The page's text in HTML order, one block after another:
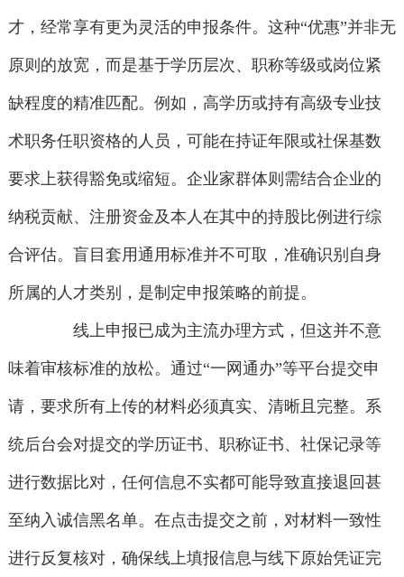
才，经常享有更为灵活的申报条件。这种“优惠”并非无
原则的放宽，而是基于学历层次、职称等级或岗位紧
缺程度的精准匹配。例如，高学历或持有高级专业技
术职务任职资格的人员，可能在持证年限或社保基数
要求上获得豁免或缩短。企业家群体则需结合企业的
纳税贡献、注册资金及本人在其中的持股比例进行综
合评估。盲目套用通用标准并不可取，准确识别自身
所属的人才类别，是制定申报策略的前提。
线上申报已成为主流办理方式，但这并不意
味着审核标准的放松。通过“一网通办”等平台提交申
请，要求所有上传的材料必须真实、清晰且完整。系
统后台会对提交的学历证书、职称证书、社保记录等
进行数据比对，任何信息不实都可能导致直接退回甚
至纳入诚信黑名单。在点击提交之前，对材料一致性
进行反复核对，确保线上填报信息与线下原始凭证完